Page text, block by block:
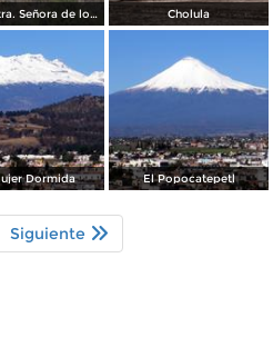
Iglesia Ntra. Señora de los Remedios Cholula
Dormida El Popocatepetl
Siguiente